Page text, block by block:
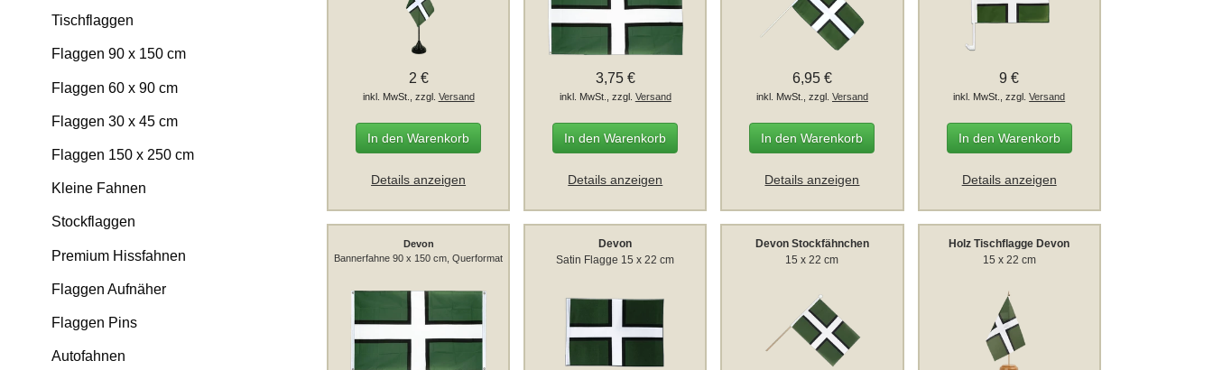
Tischflaggen
Flaggen 90 x 150 cm
Flaggen 60 x 90 cm
Flaggen 30 x 45 cm
Flaggen 150 x 250 cm
Kleine Fahnen
Stockflaggen
Premium Hissfahnen
Flaggen Aufnäher
Flaggen Pins
Autofahnen
2 €
inkl. MwSt., zzgl. Versand
In den Warenkorb
Details anzeigen
3,75 €
inkl. MwSt., zzgl. Versand
In den Warenkorb
Details anzeigen
6,95 €
inkl. MwSt., zzgl. Versand
In den Warenkorb
Details anzeigen
9 €
inkl. MwSt., zzgl.Versand
In den Warenkorb
Details anzeigen
Devon
Bannerfahne 90 x 150 cm, Querformat
Devon
Satin Flagge 15 x 22 cm
Devon Stockfähnchen
15 x 22 cm
Holz Tischflagge Devon
15 x 22 cm